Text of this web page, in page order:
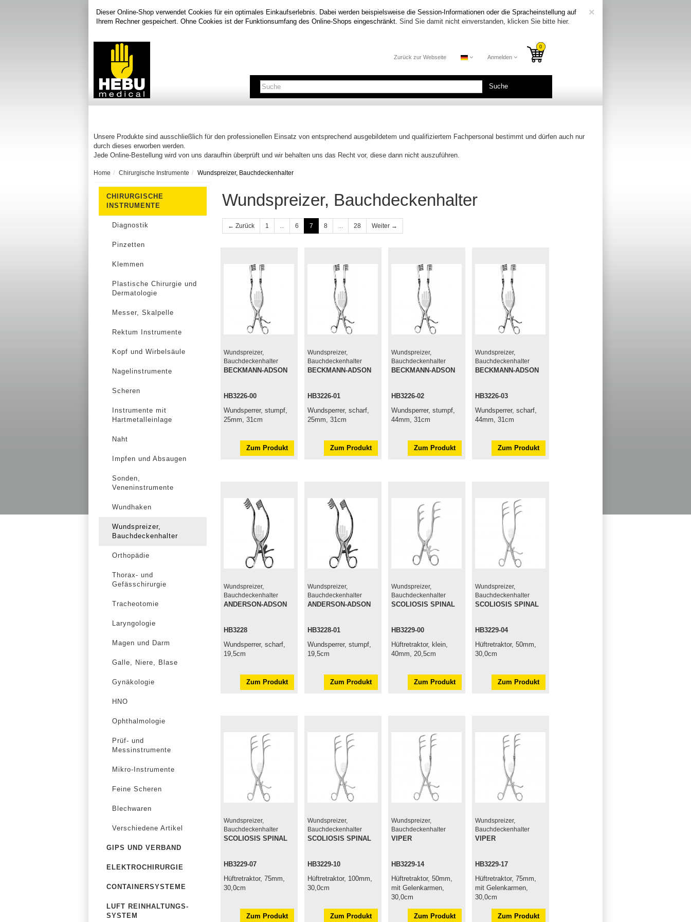
×
Dieser Online-Shop verwendet Cookies für ein optimales Einkaufserlebnis. Dabei werden beispielsweise die Session-Informationen oder die Spracheinstellung auf
Ihrem Rechner gespeichert. Ohne Cookies ist der Funktionsumfang des Online-Shops eingeschränkt. Sind Sie damit nicht einverstanden, klicken Sie bitte hier.
Zurück zur Webseite Anmelden
Suche
Unsere Produkte sind ausschließlich für den professionellen Einsatz von entsprechend ausgebildetem und qualifiziertem Fachpersonal bestimmt und dürfen auch nur
durch dieses erworben werden.
Jede Online-Bestellung wird von uns daraufhin überprüft und wir behalten uns das Recht vor, diese dann nicht auszuführen.
Home Chirurgische Instrumente Wundspreizer, Bauchdeckenhalter
CHIRURGISCHE
INSTRUMENTE
Diagnostik
Pinzetten
Klemmen
Plastische Chirurgie und
Dermatologie
Messer, Skalpelle
Rektum Instrumente
Kopf und Wirbelsäule
Nagelinstrumente
Scheren
Instrumente mit
Hartmetalleinlage
Naht
Impfen und Absaugen
Sonden,
Veneninstrumente
Wundhaken
Wundspreizer,
Bauchdeckenhalter
Orthopädie
Thorax- und
Gefässchirurgie
Tracheotomie
Laryngologie
Magen und Darm
Galle, Niere, Blase
Gynäkologie
HNO
Ophthalmologie
Prüf- und
Messinstrumente
Mikro-Instrumente
Feine Scheren
Blechwaren
Verschiedene Artikel
GIPS UND VERBAND
ELEKTROCHIRURGIE
CONTAINERSYSTEME
LUFT REINHALTUNGS-
SYSTEM
Wundspreizer, Bauchdeckenhalter
← Zurück 1 ... 6 7 8 ... 28 Weiter →
Wundspreizer,
Bauchdeckenhalter
BECKMANN-ADSON
HB3226-00
Wundsperrer, stumpf,
25mm, 31cm
Zum Produkt
Wundspreizer,
Bauchdeckenhalter
BECKMANN-ADSON
HB3226-01
Wundsperrer, scharf,
25mm, 31cm
Zum Produkt
Wundspreizer,
Bauchdeckenhalter
BECKMANN-ADSON
HB3226-02
Wundsperrer, stumpf,
44mm, 31cm
Zum Produkt
Wundspreizer,
Bauchdeckenhalter
BECKMANN-ADSON
HB3226-03
Wundsperrer, scharf,
44mm, 31cm
Zum Produkt
Wundspreizer,
Bauchdeckenhalter
ANDERSON-ADSON
HB3228
Wundsperrer, scharf,
19,5cm
Zum Produkt
Wundspreizer,
Bauchdeckenhalter
ANDERSON-ADSON
HB3228-01
Wundsperrer, stumpf,
19,5cm
Zum Produkt
Wundspreizer,
Bauchdeckenhalter
SCOLIOSIS SPINAL
HB3229-00
Hüftretraktor, klein,
40mm, 20,5cm
Zum Produkt
Wundspreizer,
Bauchdeckenhalter
SCOLIOSIS SPINAL
HB3229-04
Hüftretraktor, 50mm,
30,0cm
Zum Produkt
Wundspreizer,
Bauchdeckenhalter
SCOLIOSIS SPINAL
HB3229-07
Hüftretraktor, 75mm,
30,0cm
Zum Produkt
Wundspreizer,
Bauchdeckenhalter
SCOLIOSIS SPINAL
HB3229-10
Hüftretraktor, 100mm,
30,0cm
Zum Produkt
Wundspreizer,
Bauchdeckenhalter
VIPER
HB3229-14
Hüftretraktor, 50mm,
mit Gelenkarmen,
30,0cm
Zum Produkt
Wundspreizer,
Bauchdeckenhalter
VIPER
HB3229-17
Hüftretraktor, 75mm,
mit Gelenkarmen,
30,0cm
Zum Produkt